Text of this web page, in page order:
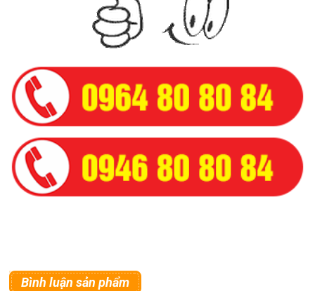
Bình luận sản phẩm